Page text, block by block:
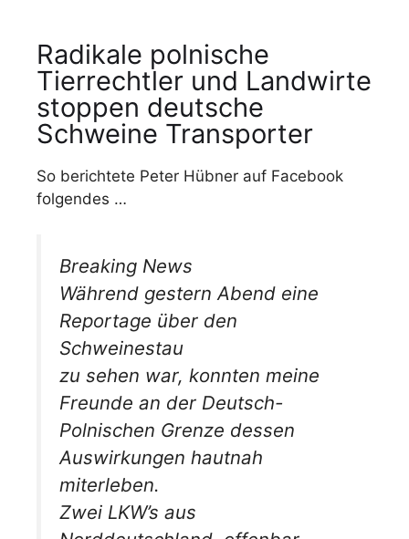
Radikale polnische
Tierrechtler und Landwirte
stoppen deutsche
Schweine Transporter
So berichtete Peter Hübner auf Facebook
folgendes …
Breaking News
Während gestern Abend eine
Reportage über den
Schweinestau
zu sehen war, konnten meine
Freunde an der Deutsch-
Polnischen Grenze dessen
Auswirkungen hautnah
miterleben.
Zwei LKW’s aus